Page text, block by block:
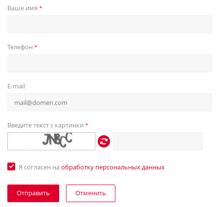
Ваше имя *
Телефон *
E-mail
Введите текст с картинки *
Я согласен на обработку персональных данных
Отменить